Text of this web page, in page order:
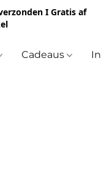
I Gratis af
Cadeaus